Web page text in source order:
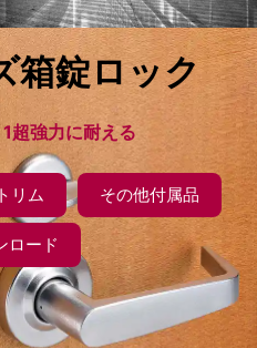
箱錠ロック
超強力に耐える
トリム その他付属品
ロード